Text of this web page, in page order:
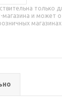
только
магазина и может
магазинах